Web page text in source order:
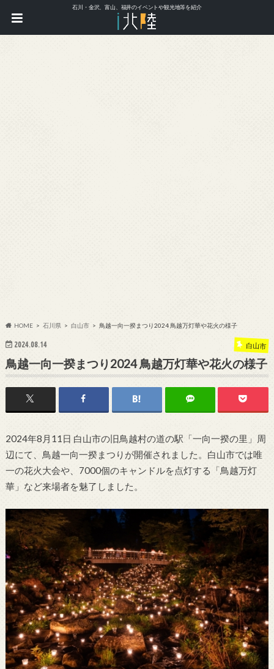
石川・金沢、富山、福井のイベントや観光地等を紹介
HOME 石川県 白山市 鳥越一向一揆まつり2024 鳥越万灯華や花火の様子
2024.08.14 白山市
鳥越一向一揆まつり2024 鳥越万灯華や花火の様子
2024年8月11日 白山市の旧鳥越村の道の駅「一向一揆の里」周
辺にて、鳥越一向一揆まつりが開催されました。白山市では唯
一の花火大会や、7000個のキャンドルを点灯する「鳥越万灯
華」など来場者を魅了しました。